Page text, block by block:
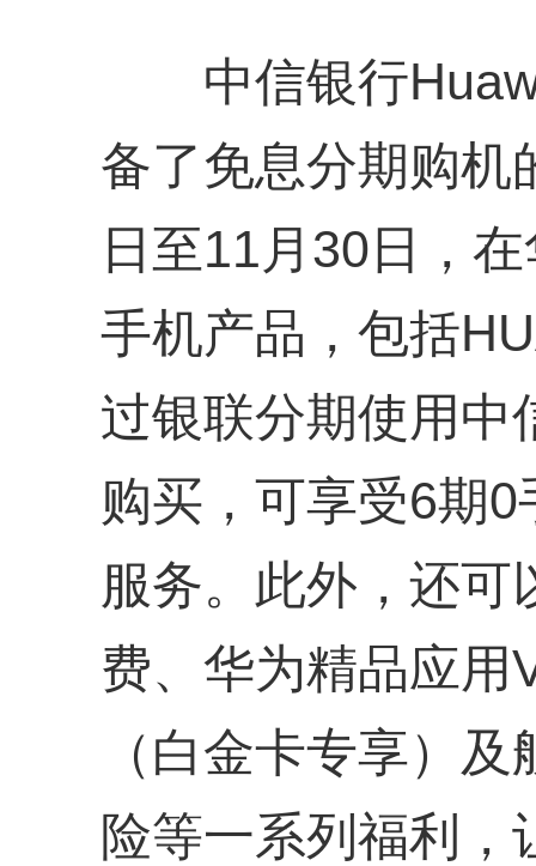
中信银行
备了免息分期购机
日至11月30日，
手机产品，包括
过银联分期使用中
购买，可享受6期
服务。此外，还可
费、华为精品应用
（白金卡专享）
险等一系列福利，